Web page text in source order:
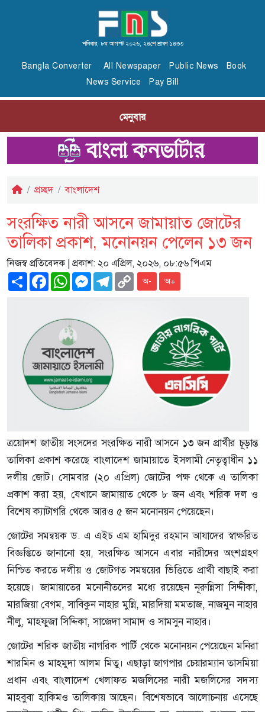
শনিবার, ৮ম আগস্ট ২০২৬, ২৪শে শ্রাবণ ১৪৩৩
Bangla Converter All Newspaper Public News
Book
News Service
Pay Bill
মেনুবার
প্রচ্ছদ বাংলাদেশ
সংরক্ষিত নারী আসনে জামায়াত জোটের
তালিকা প্রকাশ, মনোনয়ন পেলেন ১৩ জন
নিজস্ব প্রতিবেদক| প্রকাশ: ২০ এপ্রিল, ২০২৬, ০৮:৫৬ পিএম
ShareFacebookWhatsAppMessenger
Telegram
Copy
Link
অ- অ+
ত্রয়োদশ জাতীয় সংসদের সংরক্ষিত নারী আসনে ১৩ জন প্রার্থীর চূড়ান্ত
তালিকা প্রকাশ করেছে বাংলাদেশ জামায়াতে ইসলামী নেতৃত্বাধীন ১১
দলীয় জোট। সোমবার (২০ এপ্রিল) জোটের পক্ষ থেকে এ তালিকা
প্রকাশ করা হয়, যেখানে জামায়াত থেকে ৮ জন এবং শরিক দল ও
বিশেষ ক্যাটাগরি থেকে আরও ৫ জন মনোনয়ন পেয়েছেন।
জোটের সমন্বয়ক ড. এ এইচ এম হামিদুর রহমান আযাদের স্বাক্ষরিত
বিজ্ঞপ্তিতে জানানো হয়, সংরক্ষিত আসনে এবার নারীদের অংশগ্রহণ
নিশ্চিত করতে দলীয় ও জোটগত সমন্বয়ের ভিত্তিতে প্রার্থী বাছাই করা
হয়েছে। জামায়াতের মনোনীতদের মধ্যে রয়েছেন নূরুন্নিসা সিদ্দীকা,
মারজিয়া বেগম, সাবিকুন নাহার মুন্নি, মারদিয়া মমতাজ, নাজমুন নাহার
নীলু, মাহফুজা সিদ্দিকা, সাজেদা সামাদ ও সামসুন নাহার।
জোটের শরিক জাতীয় নাগরিক পার্টি থেকে মনোনয়ন পেয়েছেন মনিরা
শারমিন ও মাহমুদা আলম মিতু। এছাড়া জাগপার চেয়ারম্যান তাসমিয়া
প্রধান এবং বাংলাদেশ খেলাফত মজলিসের নারী মজলিসের সদস্য
মাহবুবা হাকিমও তালিকায় আছেন। বিশেষভাবে আলোচনায় এসেছে